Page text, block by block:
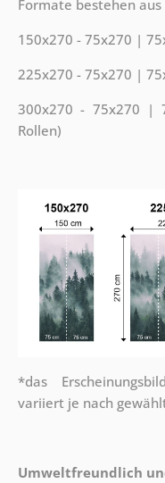
Formate bestehen
150x270 - 75x270 |
225x270 - 75x270 |
300x270 - 75x270
Rollen)
*das
variiert je nach
Umweltfreundlich